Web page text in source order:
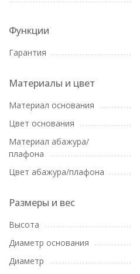
Функции
Гарантия
Материалы и цвет
Материал основания
Цвет основания
Материал абажура/
плафона
Цвет абажура/плафона
Размеры и вес
Высота
Диаметр основания
Диаметр